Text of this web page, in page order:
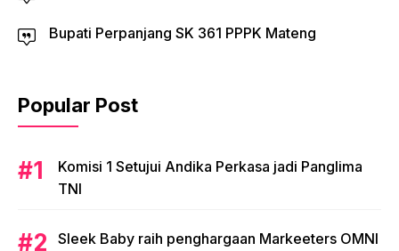
Bupati Perpanjang SK 361 PPPK Mateng
Popular Post
Komisi 1 Setujui Andika Perkasa jadi Panglima
TNI
Sleek Baby raih penghargaan Markeeters OMNI